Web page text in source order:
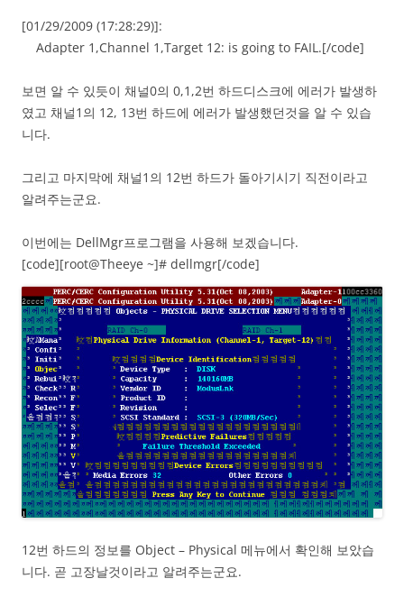
[01/29/2009 (17:28:29)]:
Adapter 1,Channel 1,Target 12: is going to FAIL.[/code]
보면 알 수 있듯이 채널0의 0,1,2번 하드디스크에 에러가 발생하
였고 채널1의 12, 13번 하드에 에러가 발생했던것을 알 수 있습
니다.
그리고 마지막에 채널1의 12번 하드가 돌아기시기 직전이라고
알려주는군요.
이번에는 DellMgr프로그램을 사용해 보겠습니다.
[code][root@Theeye ~]# dellmgr[/code]
12번 하드의 정보를 Object – Physical 메뉴에서 확인해 보았습
니다. 곧 고장날것이라고 알려주는군요.